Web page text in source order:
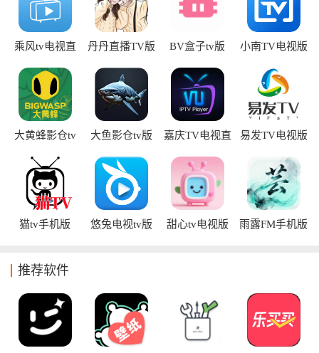
满足全家人的观影需求。这类软件的整体界面设计较为简洁直
观，操作也很流畅便捷，同时也能够支持高清、4K以及多种音
效模式，给用户带来一种沉浸式的视听体验。
乘风tv电视直
丹丹直播TV版 BV盒子tv版 小南TV电视版
大黄蜂影仓tv
大鱼影仓tv版
嘉庆TV电视直
易发TV电视版
猫tv手机版 悠兔电视tv版 甜心tv电视版
雨露FM手机版
推荐软件